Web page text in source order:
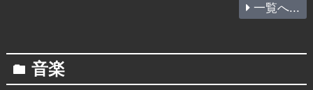
一覧へ...
folder 音楽